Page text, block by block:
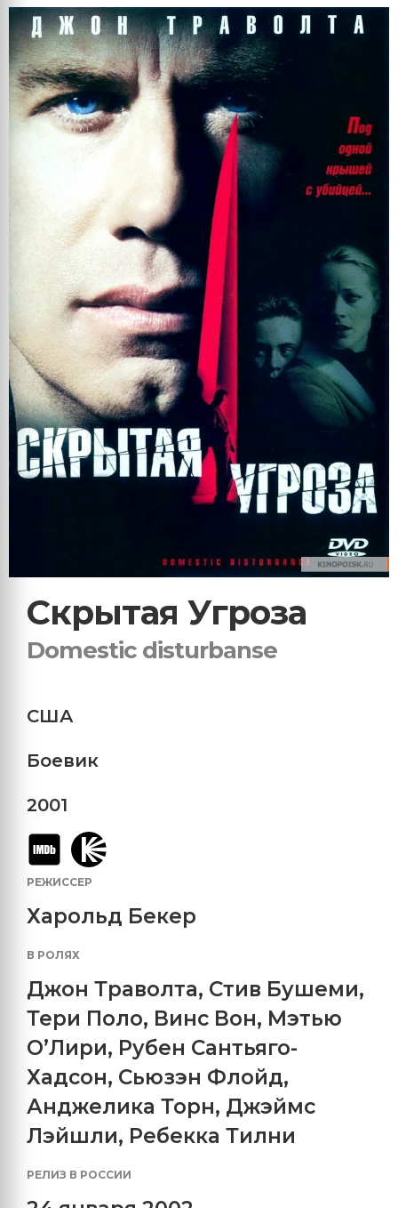
Скрытая Угроза
Domestic disturbanse
США
Боевик
2001
РЕЖИССЕР
Харольд Бекер
В РОЛЯХ
Джон Траволта, Стив Бушеми,
Тери Поло, Винс Вон, Мэтью
О’Лири, Рубен Сантьяго-
Хадсон, Сьюзэн Флойд,
Анджелика Торн, Джэймс
Лэйшли, Ребекка Тилни
РЕЛИЗ В РОССИИ